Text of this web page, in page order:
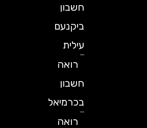
חשבון
ביקנעם
עילית
רואה
חשבון
בכרמיאל
רואה